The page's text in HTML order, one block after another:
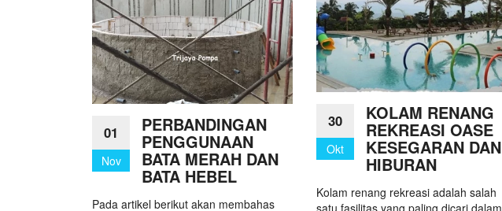
01
Nov
PERBANDINGAN
PENGGUNAAN
BATA MERAH DAN
BATA HEBEL
Pada artikel berikut akan membahas
30
Okt
KOLAM RENANG
REKREASI OASE
KESEGARAN DAN
HIBURAN
Kolam renang rekreasi adalah salah